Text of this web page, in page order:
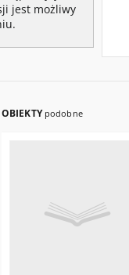
jest możliwy
OBIEKTY podobne